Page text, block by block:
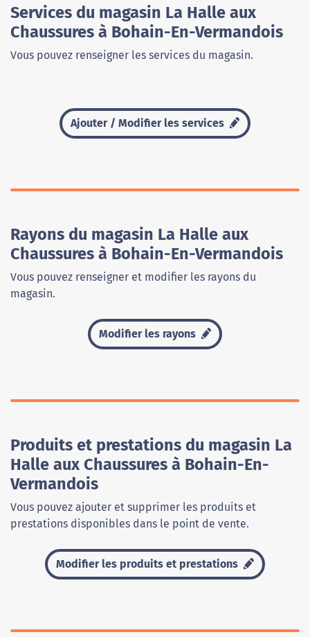
Services du magasin La Halle aux
Chaussures à Bohain-En-Vermandois
Vous pouvez renseigner les services du magasin.
Ajouter / Modifier les services
Rayons du magasin La Halle aux
Chaussures à Bohain-En-Vermandois
Vous pouvez renseigner et modifier les rayons du
magasin.
Modifier les rayons
Produits et prestations du magasin La
Halle aux Chaussures à Bohain-En-
Vermandois
Vous pouvez ajouter et supprimer les produits et
prestations disponibles dans le point de vente.
Modifier les produits et prestations